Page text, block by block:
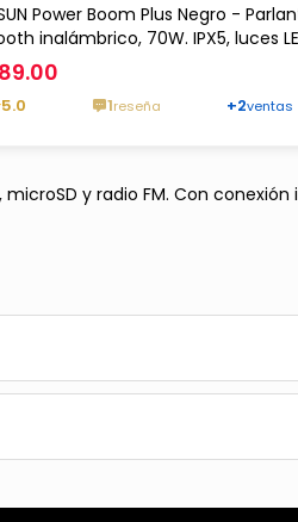
Power Boom Plus Negro -
inalámbrico, 70W. IPX5, luces
11,600 mAh
5.0 1reseña +2ventas
y radio FM. Con